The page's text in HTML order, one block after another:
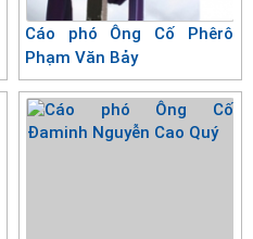
Cáo phó Ông Cố Phêrô
Phạm Văn Bảy